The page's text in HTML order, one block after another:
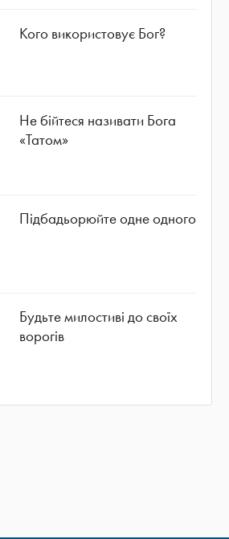
Кого використовує Бог?
Не бійтеся називати Бога
«Татом»
Підбадьорюйте одне одного
Будьте милостиві до своїх
ворогів